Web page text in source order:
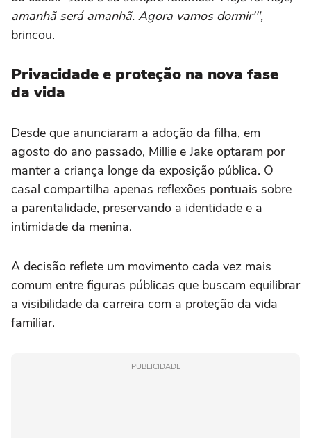
amanhã será amanhã. Agora vamos dormir'",
brincou.
Privacidade e proteção na nova fase
da vida
Desde que anunciaram a adoção da filha, em
agosto do ano passado, Millie e Jake optaram por
manter a criança longe da exposição pública. O
casal compartilha apenas reflexões pontuais sobre
a parentalidade, preservando a identidade e a
intimidade da menina.
A decisão reflete um movimento cada vez mais
comum entre figuras públicas que buscam equilibrar
a visibilidade da carreira com a proteção da vida
familiar.
PUBLICIDADE